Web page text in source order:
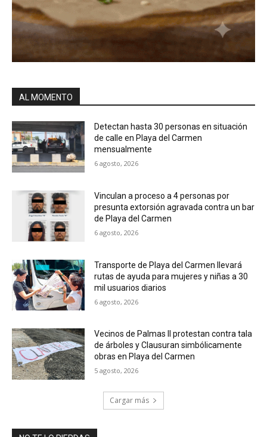
AL MOMENTO
Detectan hasta 30 personas en situación
de calle en Playa del Carmen
mensualmente
6 agosto, 2026
Vinculan a proceso a 4 personas por
presunta extorsión agravada contra un bar
de Playa del Carmen
6 agosto, 2026
Transporte de Playa del Carmen llevará
rutas de ayuda para mujeres y niñas a 30
mil usuarios diarios
6 agosto, 2026
Vecinos de Palmas II protestan contra tala
de árboles y Clausuran simbólicamente
obras en Playa del Carmen
5 agosto, 2026
Cargar más